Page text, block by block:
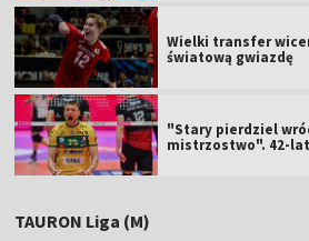
Wielki transfer
światową gwiazdę
"Stary pierdziel
mistrzostwo". 42-
TAURON Liga (M)